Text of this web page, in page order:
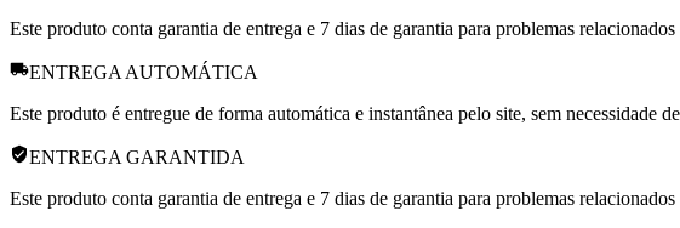
Este produto conta garantia de entrega e 7 dias de garantia para problemas
ENTREGA AUTOMÁTICA
Este produto é entregue de forma automática e instantânea pelo site, sem necessidade
ENTREGA GARANTIDA
Este produto conta garantia de entrega e 7 dias de garantia para problemas